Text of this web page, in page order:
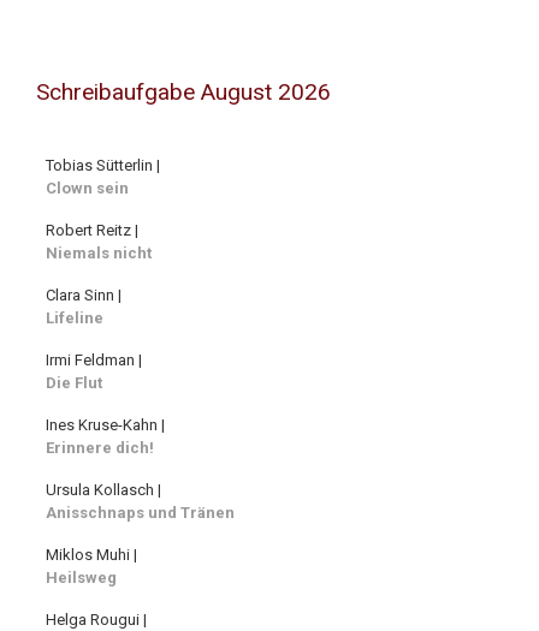
Schreibaufgabe August 2026
Tobias Sütterlin |
Clown sein
Robert Reitz |
Niemals nicht
Clara Sinn |
Lifeline
Irmi Feldman |
Die Flut
Ines Kruse-Kahn |
Erinnere dich!
Ursula Kollasch |
Anisschnaps und Tränen
Miklos Muhi |
Heilsweg
Helga Rougui |